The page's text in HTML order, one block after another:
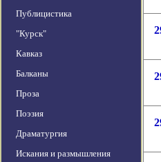
Публицистика
"Курск"
Кавказ
Балканы
Проза
Поэзия
Драматургия
Искания и размышления